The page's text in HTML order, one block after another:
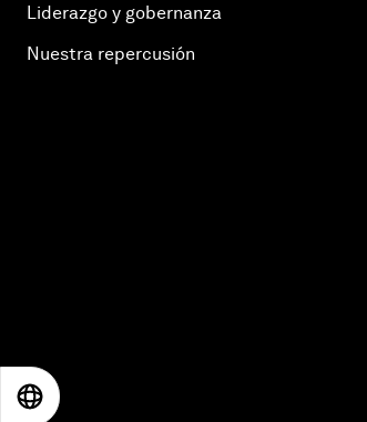
Liderazgo y gobernanza
Nuestra repercusión